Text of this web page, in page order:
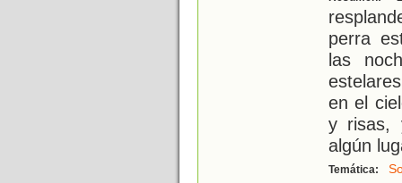
perra
las
en el
y risas,
algún
Temática: